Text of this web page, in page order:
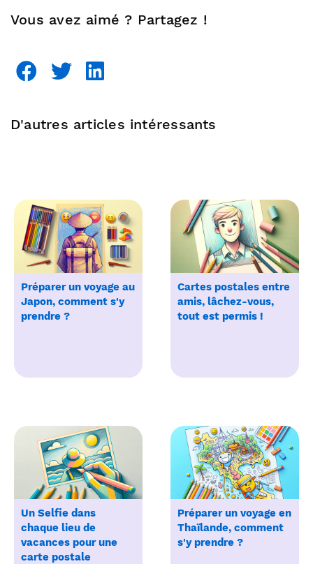
Vous avez aimé ? Partagez !
D'autres articles intéressants
Préparer un voyage au
Japon, comment s'y
prendre ?
Cartes postales entre
amis, lâchez-vous,
tout est permis !
Un Selfie dans
chaque lieu de
vacances pour une
carte postale
Préparer un voyage en
Thaïlande, comment
s'y prendre ?